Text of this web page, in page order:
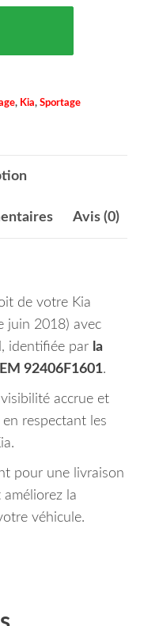
, Kia, Sportage
Avis (0)
de votre Kia
juin 2018) avec
identifiée par la
92406F1601.
accrue et
respectant les
pour une livraison
la
véhicule.